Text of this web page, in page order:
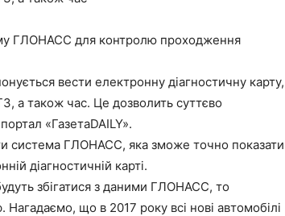
ГЛОНАСС для контролю проходження
вести електронну діагностичну карту,
а також час. Це дозволить суттєво
«ГазетаDAILY».
система ГЛОНАСС, яка зможе точно показати
діагностичній карті.
збігатися з даними ГЛОНАСС, то
що в 2017 року всі нові автомобілі